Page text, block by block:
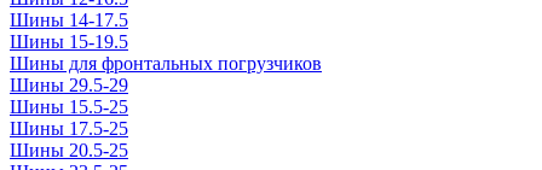
Шины 14-17.5
Шины 15-19.5
Шины для фронтальных погрузчиков
Шины 29.5-29
Шины 15.5-25
Шины 17.5-25
Шины 20.5-25